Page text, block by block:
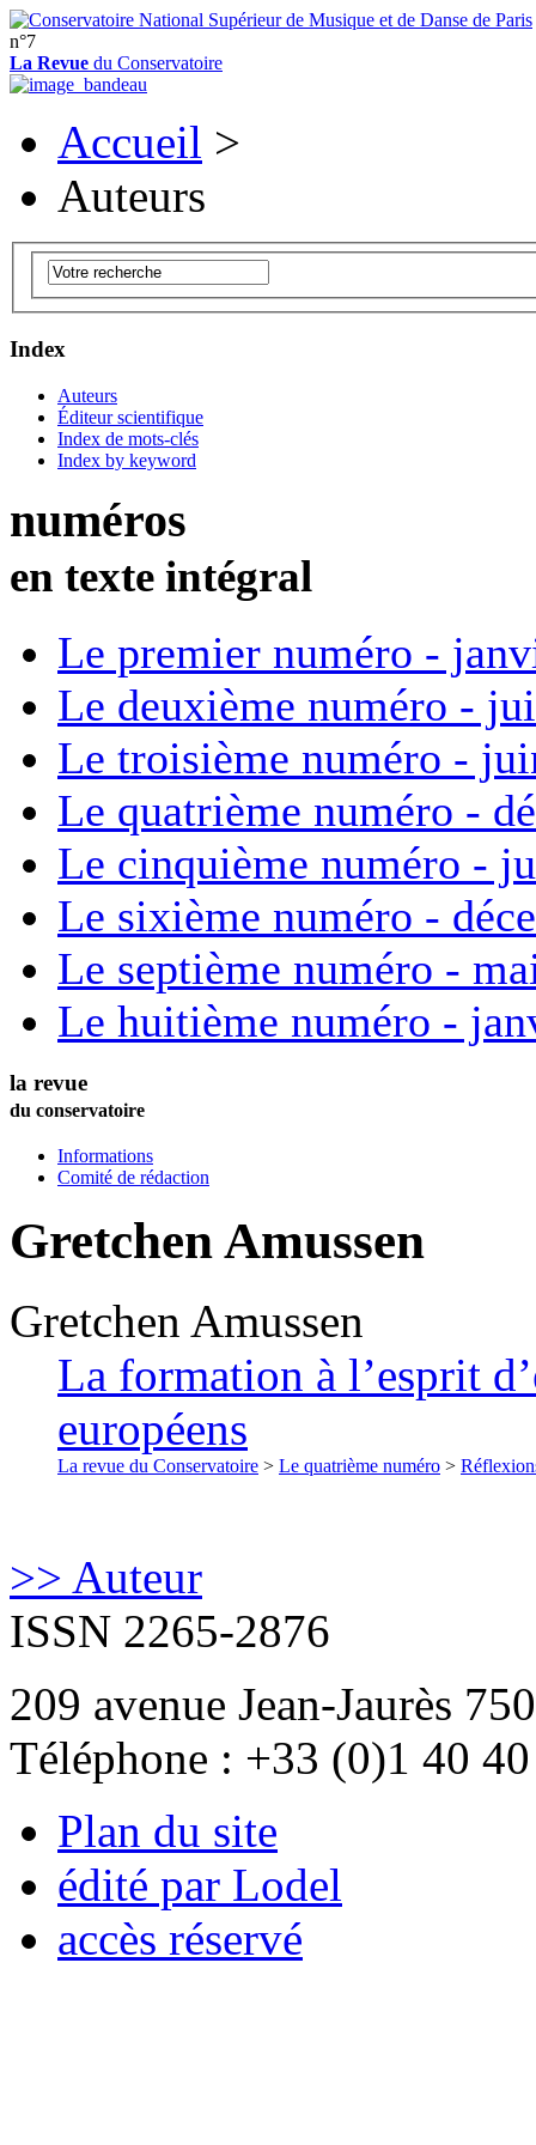
n°7
La Revue du Conservatoire
Accueil >
Auteurs
Index
Auteurs
Éditeur scientifique
Index de mots-clés
Index by keyword
numéros
en texte intégral
Le premier numéro -
Le deuxième numéro -
Le troisième numéro -
Le quatrième numéro -
Le cinquième numéro -
Le sixième numéro -
Le septième numéro -
Le huitième numéro -
la revue
du conservatoire
Informations
Comité de rédaction
GretchenAmussen
Gretchen Amussen
La formation à l’esprit
européens
La revue du Conservatoire > Le quatrième numéro >
>> Auteur
ISSN 2265-2876
209 avenue Jean-Jaurès
Téléphone : +33 (0)1 40
Plan du site
édité par Lodel
accès réservé